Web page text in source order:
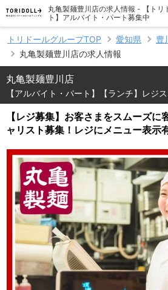
丸亀製麺豊川店の求人情報 - 【トリ
ト】アルバイト・パート募集中
トリドールグループTOP 愛知県
豊
丸亀製麺豊川店の求人情報
丸亀製麺豊川店
【アルバイト・パート】【ランチ】レジ
【レジ募集】お客さまをスムーズに
ャリスト募集！レジにメニュー表示